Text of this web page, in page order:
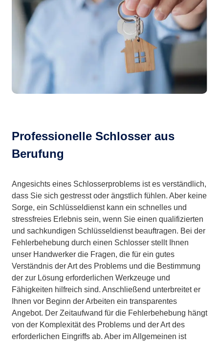
Professionelle Schlosser aus
Berufung
Angesichts eines Schlosserproblems ist es verständlich,
dass Sie sich gestresst oder ängstlich fühlen. Aber keine
Sorge, ein Schlüsseldienst kann ein schnelles und
stressfreies Erlebnis sein, wenn Sie einen qualifizierten
und sachkundigen Schlüsseldienst beauftragen. Bei der
Fehlerbehebung durch einen Schlosser stellt Ihnen
unser Handwerker die Fragen, die für ein gutes
Verständnis der Art des Problems und die Bestimmung
der zur Lösung erforderlichen Werkzeuge und
Fähigkeiten hilfreich sind. Anschließend unterbreitet er
Ihnen vor Beginn der Arbeiten ein transparentes
Angebot. Der Zeitaufwand für die Fehlerbehebung hängt
von der Komplexität des Problems und der Art des
erforderlichen Eingriffs ab. Aber im Allgemeinen ist